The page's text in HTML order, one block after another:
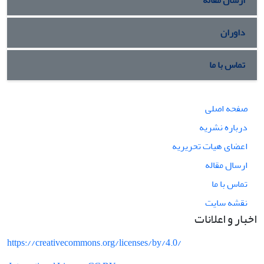
داوران
تماس با ما
صفحه اصلی
درباره نشریه
اعضای هیات تحریریه
ارسال مقاله
تماس با ما
نقشه سایت
اخبار و اعلانات
https://creativecommons.org/licenses/by/4.0/